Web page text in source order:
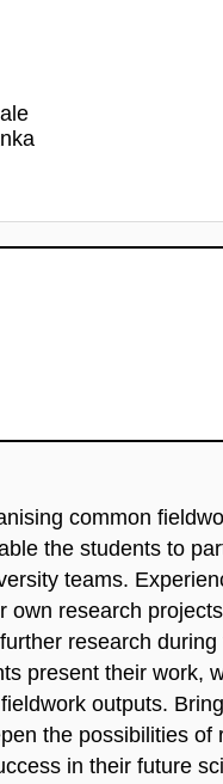
common
the students to
teams.
own research
research
present their work,
outputs.
the possibilities of
in their future